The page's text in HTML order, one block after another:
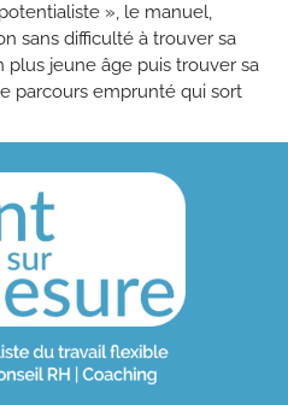
», le manuel,
sans difficulté à trouver sa
plus jeune âge puis trouver sa
parcours emprunté qui sort